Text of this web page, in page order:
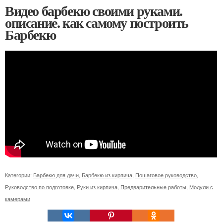
Видео барбекю своими руками.
описание. как самому построить
Барбекю
Категории: Барбекю для дачи, Барбекю из кирпича, Пошаговое руководство,
Руководство по подготовке, Руки из кирпича, Предварительные работы, Модули с
камерами